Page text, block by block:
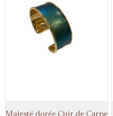
Majesté dorée Cuir de Carpe